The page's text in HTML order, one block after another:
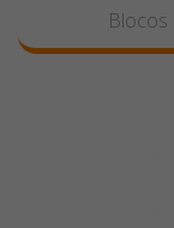
Blocos